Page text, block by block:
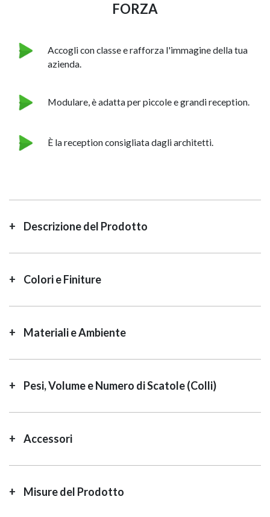
FORZA
Accogli con classe e rafforza l'immagine della tua
azienda.
Modulare, è adatta per piccole e grandi reception.
È la reception consigliata dagli architetti.
Descrizione del Prodotto
Colori e Finiture
Materiali e Ambiente
Pesi, Volume e Numero di Scatole (Colli)
Accessori
Misure del Prodotto